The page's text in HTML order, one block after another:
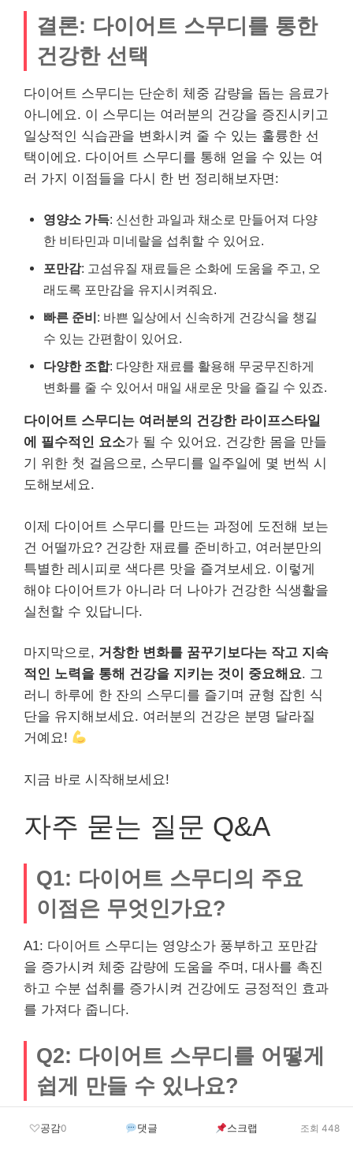
결론: 다이어트 스무디를 통한
건강한 선택
다이어트 스무디는 단순히 체중 감량을 돕는 음료가
아니에요. 이 스무디는 여러분의 건강을 증진시키고
일상적인 식습관을 변화시켜 줄 수 있는 훌륭한 선
택이에요. 다이어트 스무디를 통해 얻을 수 있는 여
러 가지 이점들을 다시 한 번 정리해보자면:
영양소 가득: 신선한 과일과 채소로 만들어져 다양
한 비타민과 미네랄을 섭취할 수 있어요.
포만감: 고섬유질 재료들은 소화에 도움을 주고, 오
래도록 포만감을 유지시켜줘요.
빠른 준비: 바쁜 일상에서 신속하게 건강식을 챙길
수 있는 간편함이 있어요.
다양한 조합: 다양한 재료를 활용해 무궁무진하게
변화를 줄 수 있어서 매일 새로운 맛을 즐길 수 있죠.
다이어트 스무디는 여러분의 건강한 라이프스타일
에 필수적인 요소가 될 수 있어요. 건강한 몸을 만들
기 위한 첫 걸음으로, 스무디를 일주일에 몇 번씩 시
도해보세요.
이제 다이어트 스무디를 만드는 과정에 도전해 보는
건 어떨까요? 건강한 재료를 준비하고, 여러분만의
특별한 레시피로 색다른 맛을 즐겨보세요. 이렇게
해야 다이어트가 아니라 더 나아가 건강한 식생활을
실천할 수 있답니다.
마지막으로, 거창한 변화를 꿈꾸기보다는 작고 지속
적인 노력을 통해 건강을 지키는 것이 중요해요. 그
러니 하루에 한 잔의 스무디를 즐기며 균형 잡힌 식
단을 유지해보세요. 여러분의 건강은 분명 달라질
거예요!
지금 바로 시작해보세요!
자주 묻는 질문 Q&A
Q1: 다이어트 스무디의 주요
이점은 무엇인가요?
A1: 다이어트 스무디는 영양소가 풍부하고 포만감
을 증가시켜 체중 감량에 도움을 주며, 대사를 촉진
하고 수분 섭취를 증가시켜 건강에도 긍정적인 효과
를 가져다 줍니다.
Q2: 다이어트 스무디를 어떻게
쉽게 만들 수 있나요?
A2: 신선한 과일과 채소, 액체(아몬드 밀크 등), 건강
공감0 댓글 스크랩 조회 448